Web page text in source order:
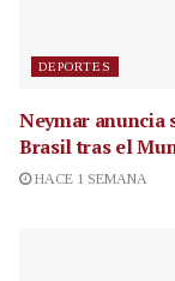
DEPORTES
Neymar anuncia
Brasil tras el
HACE 1 SEMANA